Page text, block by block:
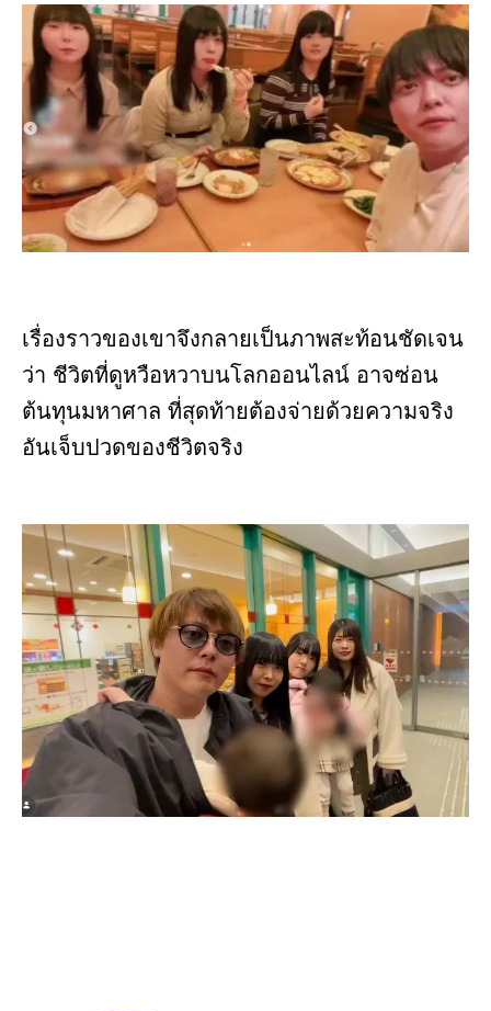
เรื่องราวของเขาจึงกลายเป็นภาพสะท้อนชัดเจน
ว่า ชีวิตที่ดูหวือหวาบนโลกออนไลน์ อาจซ่อน
ต้นทุนมหาศาล ที่สุดท้ายต้องจ่ายด้วยความจริง
อันเจ็บปวดของชีวิตจริง